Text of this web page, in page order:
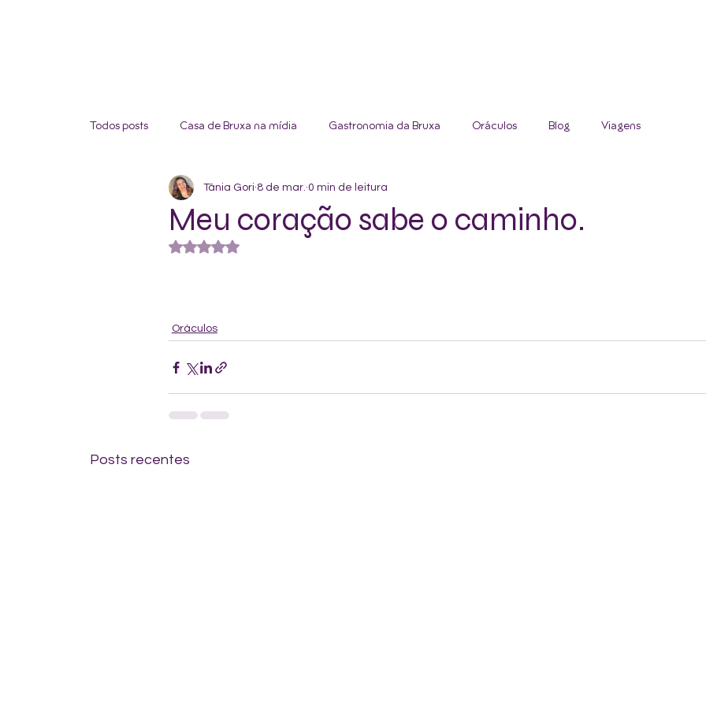
Todos posts Casa de Bruxa na mídia Gastronomia da Bruxa Oráculos Blog Viagens
Meu coração sabe o caminho.
Tânia Gori 8 de mar. 0 min de leitura
Avaliado com NaN de 5 estrelas.
Oráculos
Posts recentes